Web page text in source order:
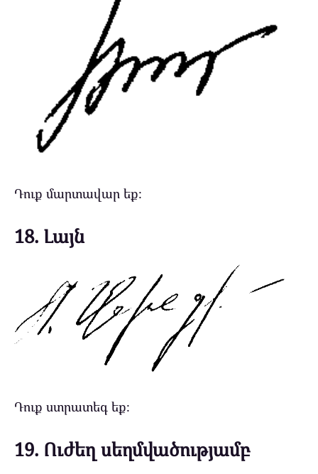
Դուք մարտավար եք։
18. Լայն
Դուք ստրատեգ եք։
19. Ուժեղ սեղմվածությամբ